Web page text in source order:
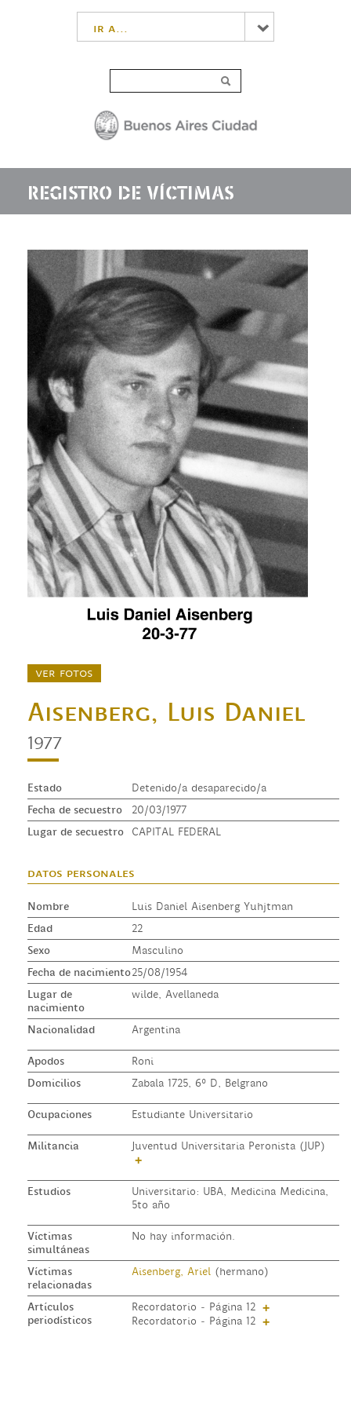
ir a...
REGISTRO DE VÍCTIMAS
ver fotos
Aisenberg, Luis Daniel
1977
Estado
Detenido/a desaparecido/a
Fecha de secuestro
20/03/1977
Lugar de secuestro
CAPITAL FEDERAL
datos personales
Nombre
Luis Daniel Aisenberg Yuhjtman
Edad
22
Sexo
Masculino
Fecha de nacimiento25/08/1954
Lugar de
nacimiento
wilde, Avellaneda
Nacionalidad Argentina
Apodos
Roni
Domicilios
Zabala 1725, 6º D, Belgrano
Ocupaciones Estudiante Universitario
Militancia Juventud Universitaria Peronista (JUP)
+
Estudios
Universitario: UBA, Medicina Medicina,
5to año
Víctimas
simultáneas
No hay información.
Víctimas
relacionadas
Aisenberg, Ariel (hermano)
Artículos
periodísticos
Recordatorio - Página 12 +
Recordatorio - Página 12 +